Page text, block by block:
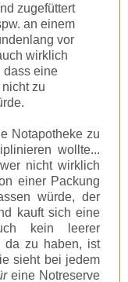
zugefüttert
an einem
vor
wirklich
dass eine
zu
Notapotheke zu
wollte...
nicht wirklich
einer Packung
würde, der
kauft sich eine
kein leerer
da zu haben, ist
sieht bei jedem
eine Notreserve